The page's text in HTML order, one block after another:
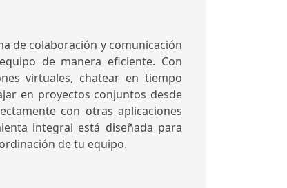
de colaboración y comunicación
de manera eficiente. Con
virtuales, chatear en tiempo
en proyectos conjuntos desde
con otras aplicaciones
integral está diseñada para
de tu equipo.